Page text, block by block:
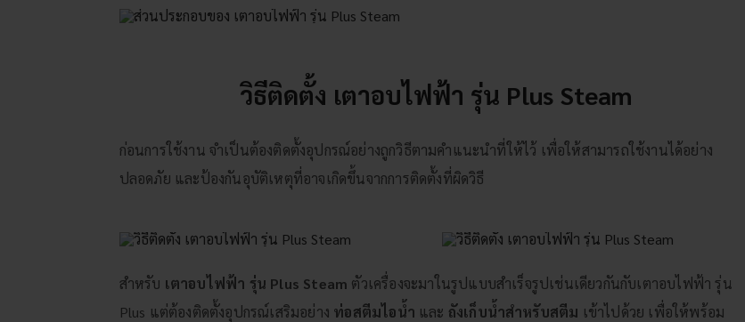
วิธีติดตั้ง เตาอบไฟฟ้า รุ่น Plus Steam
ก่อนการใช้งาน จำเป็นต้องติดตั้งอุปกรณ์อย่างถูกวิธีตามคำแนะนำที่ให้ไว้ เพื่อให้สามารถใช้งานได้อย่าง
ปลอดภัย และป้องกันอุบัติเหตุที่อาจเกิดขึ้นจากการติดตั้งที่ผิดวิธี
สำหรับ เตาอบไฟฟ้า รุ่น Plus Steam ตัวเครื่องจะมาในรูปแบบสำเร็จรูปเช่นเดียวกันกับเตาอบไฟฟ้า รุ่น
Plus แต่ต้องติดตั้งอุปกรณ์เสริมอย่าง ท่อสตีมไอน้ำ และ ถังเก็บน้ำสำหรับสตีม เข้าไปด้วย เพื่อให้พร้อม